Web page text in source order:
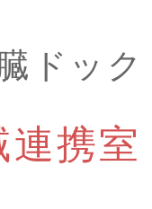
ドック
連携室